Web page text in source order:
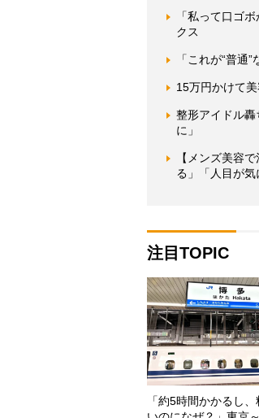
「私って口ゴ
クス
「これが“普通
15万円かけて
整形アイドル
に」
【メンズ美容
る」「人目が
注目TOPIC
「約5時間かかるし